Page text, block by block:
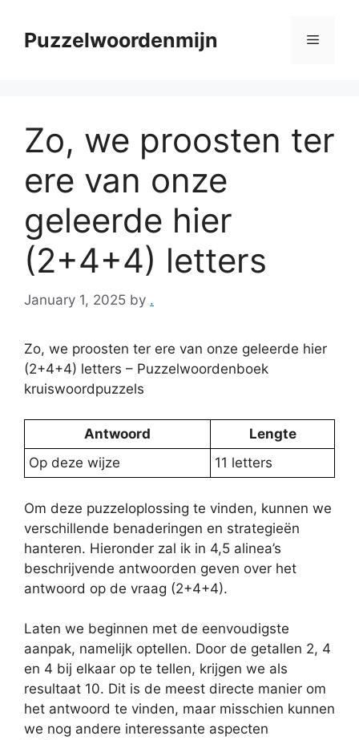
contentPuzzelwoordenmijn Menu
Zo, we proosten ter
ere van onze
geleerde hier
(2+4+4) letters
January 1, 2025 by .
Zo, we proosten ter ere van onze geleerde hier
(2+4+4) letters – Puzzelwoordenboek
kruiswoordpuzzels
Antwoord
Lengte
Op deze wijze
11 letters
Om deze puzzeloplossing te vinden, kunnen we
verschillende benaderingen en strategieën
hanteren. Hieronder zal ik in 4,5 alinea’s
beschrijvende antwoorden geven over het
antwoord op de vraag (2+4+4).
Laten we beginnen met de eenvoudigste
aanpak, namelijk optellen. Door de getallen 2, 4
en 4 bij elkaar op te tellen, krijgen we als
resultaat 10. Dit is de meest directe manier om
het antwoord te vinden, maar misschien kunnen
we nog andere interessante aspecten